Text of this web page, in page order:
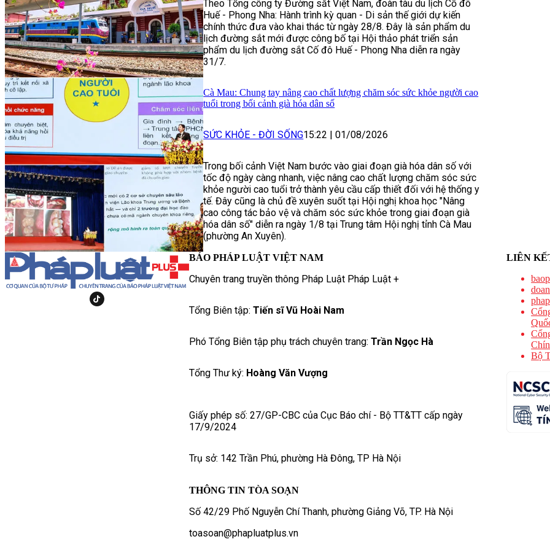
Theo Tổng công ty Đường sắt Việt Nam, đoàn tàu du lịch Cố đô
Huế - Phong Nha: Hành trình kỳ quan - Di sản thế giới dự kiến
chính thức đưa vào khai thác từ ngày 28/8. Đây là sản phẩm du
lịch đường sắt mới được công bố tại Hội thảo phát triển sản
phẩm du lịch đường sắt Cố đô Huế - Phong Nha diễn ra ngày
31/7.
Cà Mau: Chung tay nâng cao chất lượng chăm sóc sức khỏe người cao
tuổi trong bối cảnh già hóa dân số
SỨC KHỎE - ĐỜI SỐNG15:22 01/08/2026
Trong bối cảnh Việt Nam bước vào giai đoạn già hóa dân số với
tốc độ ngày càng nhanh, việc nâng cao chất lượng chăm sóc sức
khỏe người cao tuổi trở thành yêu cầu cấp thiết đối với hệ thống y
tế. Đây cũng là chủ đề xuyên suốt tại Hội nghị khoa học "Nâng
cao công tác bảo vệ và chăm sóc sức khỏe trong giai đoạn già
hóa dân số" diễn ra ngày 1/8 tại Trung tâm Hội nghị tỉnh Cà Mau
(phường An Xuyên).
BÁO PHÁP LUẬT VIỆT NAM
Chuyên trang truyền thông Pháp Luật Pháp Luật +
Tổng Biên tập: Tiến sĩ Vũ Hoài Nam
Phó Tổng Biên tập phụ trách chuyên trang: Trần Ngọc Hà
Tổng Thư ký: Hoàng Văn Vượng
Giấy phép số: 27/GP-CBC của Cục Báo chí - Bộ TT&TT cấp ngày
17/9/2024
Trụ sở: 142 Trần Phú, phường Hà Đông, TP Hà Nội
THÔNG TIN TÒA SOẠN
Số 42/29 Phố Nguyễn Chí Thanh, phường Giảng Võ, TP. Hà Nội
toasoan@phapluatplus.vn
LIÊN
Bộ